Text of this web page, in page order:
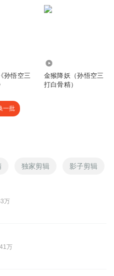
孙悟空三
金猴降妖（孙悟空三
打白骨精）
一批
独家剪辑 影子剪辑
万
万